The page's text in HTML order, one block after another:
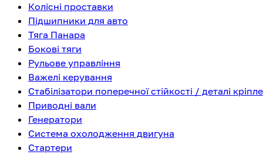
Колісні проставки
Підшипники для авто
Тяга Панара
Бокові тяги
Рульове управління
Важелі керування
Стабілізатори поперечної стійкості / деталі
Приводні вали
Генератори
Система охолодження двигуна
Стартери